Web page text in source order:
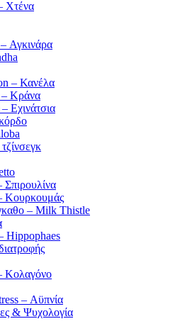
Χτένα
Αγκινάρα
– Κανέλα
Κράνα
Εχινάτσια
Κουρκουμάς
– Milk Thistle
Hippophaes
Κολαγόνο
– Αϋπνία
& Ψυχολογία